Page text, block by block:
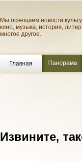
Мы освещаем новости
кино, музыка, история,
многое другое.
Главная Панорама
Извините,